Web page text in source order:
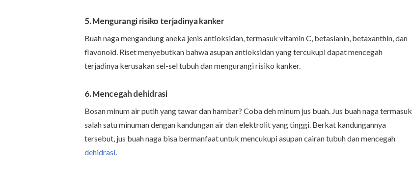
5. Mengurangi risiko terjadinya kanker
Buah naga mengandung aneka jenis antioksidan, termasuk vitamin C, betasianin, betaxanthin, dan
flavonoid. Riset menyebutkan bahwa asupan antioksidan yang tercukupi dapat mencegah
terjadinya kerusakan sel-sel tubuh dan mengurangi risiko kanker.
6. Mencegah dehidrasi
Bosan minum air putih yang tawar dan hambar? Coba deh minum jus buah. Jus buah naga termasuk
salah satu minuman dengan kandungan air dan elektrolit yang tinggi. Berkat kandungannya
tersebut, jus buah naga bisa bermanfaat untuk mencukupi asupan cairan tubuh dan mencegah
dehidrasi.